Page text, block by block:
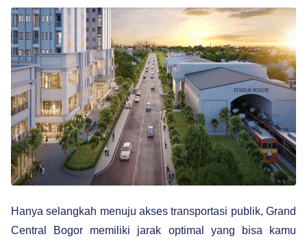
Hanya selangkah menuju akses transportasi publik, Grand
Central Bogor memiliki jarak optimal yang bisa kamu